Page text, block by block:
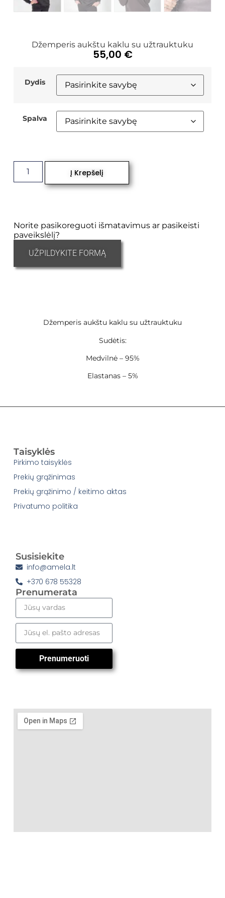
Džemperis aukštu kaklu su užtrauktuku
Džemperis aukštu kaklu su užtrauktuku
Sudėtis:
Medvilnė – 95%
Elastanas – 5%
55,00 €
Dydis
Spalva
Į Krepšelį
Norite pasikoreguoti išmatavimus ar pasikeisti
paveikslėlį?
UŽPILDYKITE FORMĄ
Taisyklės
Pirkimo taisyklės
Prekių grąžinimas
Prekių grąžinimo / keitimo aktas
Privatumo politika
Susisiekite
info@amela.lt
+370 678 55328
Prenumerata
Prenumeruoti